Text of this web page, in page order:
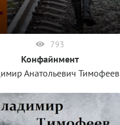
793
Конфайнмент
Анатольевич Тимофеев